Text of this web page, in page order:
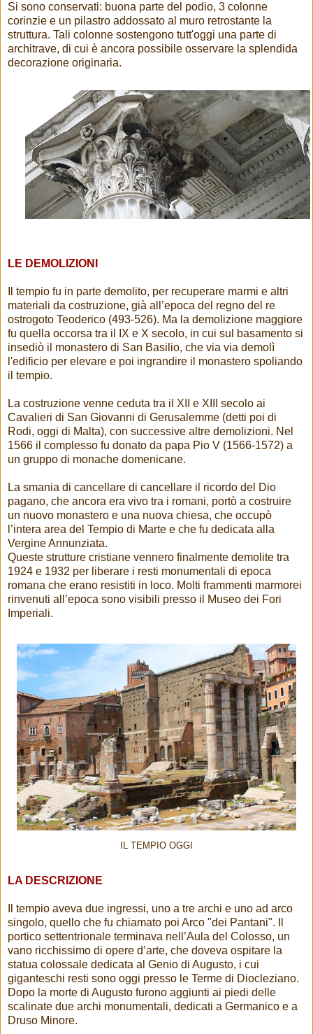
Si sono conservati: buona parte del podio, 3 colonne
corinzie e un pilastro addossato al muro retrostante la
struttura. Tali colonne sostengono tutt'oggi una parte di
architrave, di cui è ancora possibile osservare la splendida
decorazione originaria.
LE DEMOLIZIONI
Il tempio fu in parte demolito, per recuperare marmi e altri
materiali da costruzione, già all’epoca del regno del re
ostrogoto Teoderico (493-526). Ma la demolizione maggiore
fu quella occorsa tra il IX e X secolo, in cui sul basamento si
insediò il monastero di San Basilio, che via via demolì
l'edificio per elevare e poi ingrandire il monastero spoliando
il tempio.
La costruzione venne ceduta tra il XII e XIII secolo ai
Cavalieri di San Giovanni di Gerusalemme (detti poi di
Rodi, oggi di Malta), con successive altre demolizioni. Nel
1566 il complesso fu donato da papa Pio V (1566-1572) a
un gruppo di monache domenicane.
La smania di cancellare di cancellare il ricordo del Dio
pagano, che ancora era vivo tra i romani, portò a costruire
un nuovo monastero e una nuova chiesa, che occupò
l’intera area del Tempio di Marte e che fu dedicata alla
Vergine Annunziata.
Queste strutture cristiane vennero finalmente demolite tra
1924 e 1932 per liberare i resti monumentali di epoca
romana che erano resistiti in loco. Molti frammenti marmorei
rinvenuti all’epoca sono visibili presso il Museo dei Fori
Imperiali.
IL TEMPIO OGGI
LA DESCRIZIONE
Il tempio aveva due ingressi, uno a tre archi e uno ad arco
singolo, quello che fu chiamato poi Arco "dei Pantani". Il
portico settentrionale terminava nell’Aula del Colosso, un
vano ricchissimo di opere d’arte, che doveva ospitare la
statua colossale dedicata al Genio di Augusto, i cui
giganteschi resti sono oggi presso le Terme di Diocleziano.
Dopo la morte di Augusto furono aggiunti ai piedi delle
scalinate due archi monumentali, dedicati a Germanico e a
Druso Minore.